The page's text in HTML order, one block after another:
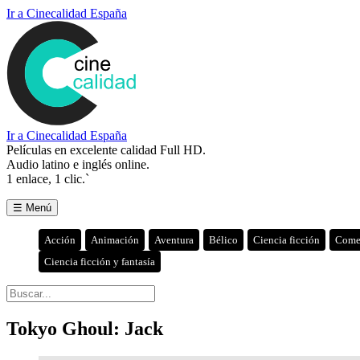
Ir a Cinecalidad España
Ir a Cinecalidad España
Películas en excelente calidad Full HD.
Audio latino e inglés online.
1 enlace, 1 clic.`
☰ Menú
Acción Animación Aventura Bélico Ciencia ficción
Ciencia ficción y fantasía
Tokyo Ghoul: Jack